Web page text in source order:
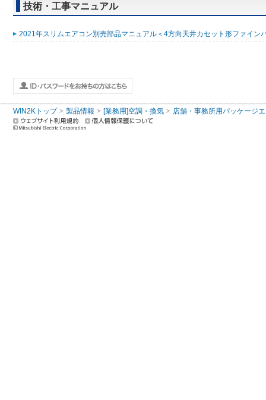
技術・工事マニュアル
2021年スリムエアコン別売部品マニュアル＜4方向天井カセット形ファイン
WIN2Kトップ 製品情報 [業務用]空調・換気 店舗・事務所用パッケージ